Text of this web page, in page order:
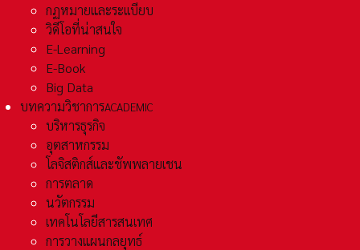
กฏหมายและระเเบียบ
วิดีโอที่น่าสนใจ
E-Learning
E-Book
Big Data
บทความวิชาการACADEMIC
บริหารธุรกิจ
อุตสาหกรรม
โลจิสติกส์และชัพพลายเชน
การตลาด
นวัตกรรม
เทคโนโลยีสารสนเทศ
การวางแผนกลยุทธ์